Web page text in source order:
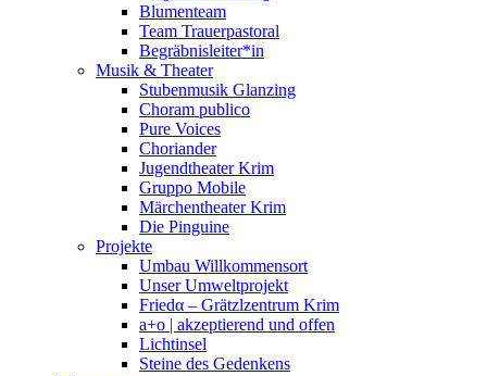
Blumenteam
Team Trauerpastoral
Begräbnisleiter*in
Musik & Theater
Stubenmusik Glanzing
Choram publico
Pure Voices
Choriander
Jugendtheater Krim
Gruppo Mobile
Märchentheater Krim
Die Pinguine
Projekte
Umbau Willkommensort
Unser Umweltprojekt
Friedα – Grätzlzentrum Krim
a+o | akzeptierend und offen
Lichtinsel
Steine des Gedenkens